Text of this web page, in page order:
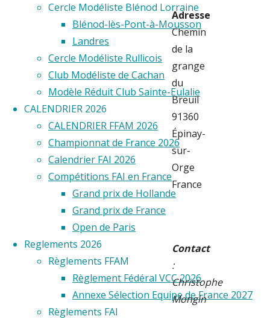
Cercle Modéliste Blénod Lorraine
Blénod-lès-Pont-à-Mousson
Landres
Cercle Modéliste Rullicois
Club Modéliste de Cachan
Modèle Réduit Club Sainte-Eulalie
CALENDRIER 2026
CALENDRIER FFAM 2026
Championnat de France 2026
Calendrier FAI 2026
Compétitions FAI en France
Grand prix de Hollande
Grand prix de France
Open de Paris
Reglements 2026
Règlements FFAM
Règlement Fédéral VCC 2026
Annexe Sélection Equipe de France 2027
Règlements FAI
Adresse
Chemin
de la
grange
du
Breuil
91360
Épinay-
sur-
Orge
France
Contact
:
Christophe
Mongin